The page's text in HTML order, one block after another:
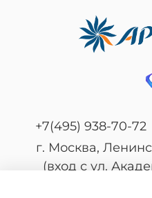
+7(495) 938-70-72
г. Москва,
(вход с ул.